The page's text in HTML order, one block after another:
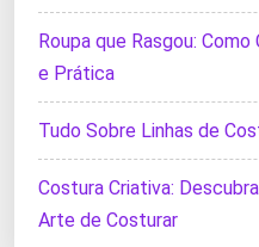
Roupa que Rasgou:
e Prática
Tudo Sobre Linhas de
Costura Criativa:
Arte de Costurar